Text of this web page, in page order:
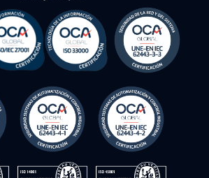
réservés
de cookiesPolitique de confidentialité
Politique de sécurité de l'information
Avis juridique